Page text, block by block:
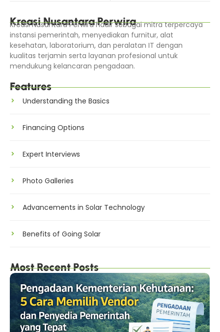
Kreasi Nusantara Perwira
Kreasi Nusantara Perwira hadir sebagai mitra terpercaya
instansi pemerintah, menyediakan furnitur, alat
kesehatan, laboratorium, dan peralatan IT dengan
kualitas terjamin serta layanan profesional untuk
mendukung kelancaran pengadaan.
Features
Understanding the Basics
Financing Options
Expert Interviews
Photo Galleries
Advancements in Solar Technology
Benefits of Going Solar
Most Recent Posts